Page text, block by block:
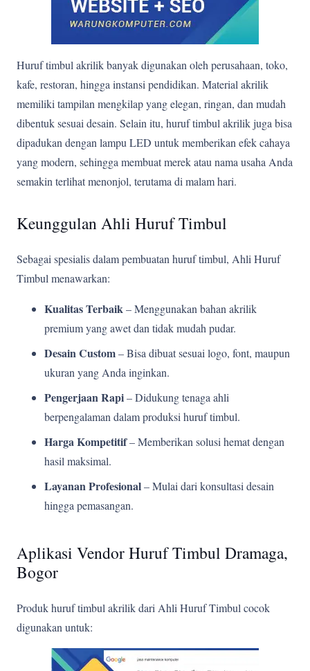
Huruf timbul akrilik banyak digunakan oleh perusahaan, toko,
kafe, restoran, hingga instansi pendidikan. Material akrilik
memiliki tampilan mengkilap yang elegan, ringan, dan mudah
dibentuk sesuai desain. Selain itu, huruf timbul akrilik juga bisa
dipadukan dengan lampu LED untuk memberikan efek cahaya
yang modern, sehingga membuat merek atau nama usaha Anda
semakin terlihat menonjol, terutama di malam hari.
Keunggulan Ahli Huruf Timbul
Sebagai spesialis dalam pembuatan huruf timbul, Ahli Huruf
Timbul menawarkan:
Kualitas Terbaik– Menggunakan bahan akrilik
premium yang awet dan tidak mudah pudar.
Desain Custom– Bisa dibuat sesuai logo, font, maupun
ukuran yang Anda inginkan.
Pengerjaan Rapi– Didukung tenaga ahli
berpengalaman dalam produksi huruf timbul.
Harga Kompetitif– Memberikan solusi hemat dengan
hasil maksimal.
Layanan Profesional– Mulai dari konsultasi desain
hingga pemasangan.
Aplikasi Vendor Huruf Timbul Dramaga,
Bogor
Produk huruf timbul akrilik dari Ahli Huruf Timbul cocok
digunakan untuk: